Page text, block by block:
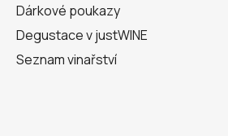
Dárkové poukazy
Degustace v justWINE
Seznam vinařství